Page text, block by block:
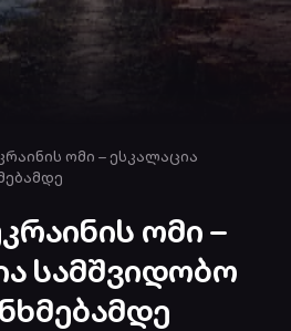
ომი – ესკალაცია
ომი –
სამშვიდობო